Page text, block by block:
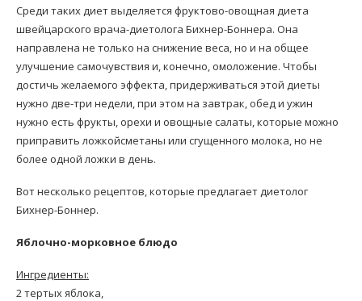
Среди таких диет выделяется фруктово-овощная диета
швейцарского врача-диетолога Бихнер-Боннера. Она
направлена не только на снижение веса, но и на общее
улучшение самочувствия и, конечно, омоложение. Чтобы
достичь желаемого эффекта, придерживаться этой диеты
нужно две-три недели, при этом на завтрак, обед и ужин
нужно есть фрукты, орехи и овощные салаты, которые можно
приправить ложкойсметаны или сгущенного молока, но не
более одной ложки в день.
Вот несколько рецептов, которые предлагает диетолог
Бихнер-Боннер.
Яблочно-морковное блюдо
Ингредиенты:
2 тертых яблока,